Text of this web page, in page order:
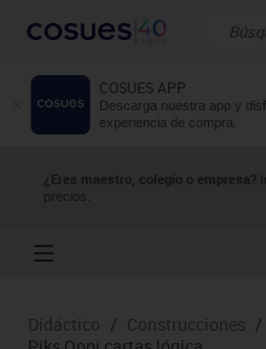
COSUES APP
Descarga nuestra app y
experiencia de compra.
¿Eres maestro, colegio o empresa?
precios.
Didáctico / Construcciones /